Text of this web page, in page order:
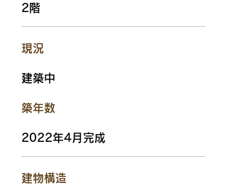
2階
​現況
建築中
​築年数
2022年4月完成
​建物構造